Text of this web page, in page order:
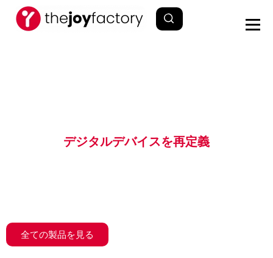
デジタルデバイスを再定義
全ての製品を見る